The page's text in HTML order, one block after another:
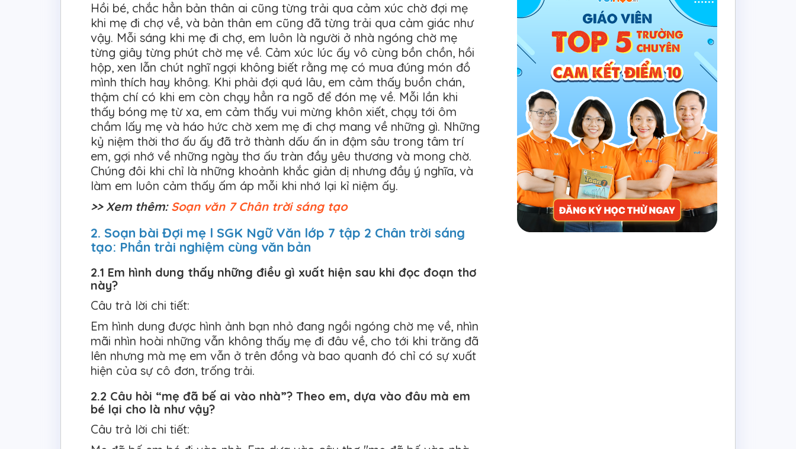
Hồi bé, chắc hẳn bản thân ai cũng từng trải qua cảm xúc chờ đợi mẹ
khi mẹ đi chợ về, và bản thân em cũng đã từng trải qua cảm giác như
vậy. Mỗi sáng khi mẹ đi chợ, em luôn là người ở nhà ngóng chờ mẹ
từng giây từng phút chờ mẹ về. Cảm xúc lúc ấy vô cùng bồn chồn, hồi
hộp, xen lẫn chút nghĩ ngợi không biết rằng mẹ có mua đúng món đồ
mình thích hay không. Khi phải đợi quá lâu, em cảm thấy buồn chán,
thậm chí có khi em còn chạy hẳn ra ngõ để đón mẹ về. Mỗi lần khi
thấy bóng mẹ từ xa, em cảm thấy vui mừng khôn xiết, chạy tới ôm
chầm lấy mẹ và háo hức chờ xem mẹ đi chợ mang về những gì. Những
kỷ niệm thời thơ ấu ấy đã trở thành dấu ấn in đậm sâu trong tâm trí
em, gợi nhớ về những ngày thơ ấu tràn đầy yêu thương và mong chờ.
Chúng đôi khi chỉ là những khoảnh khắc giản dị nhưng đầy ý nghĩa, và
làm em luôn cảm thấy ấm áp mỗi khi nhớ lại kỉ niệm ấy.
>> Xem thêm: Soạn văn 7 Chân trời sáng tạo
2. Soạn bài Đợi mẹ l SGK Ngữ Văn lớp 7 tập 2 Chân trời sáng
tạo: Phần trải nghiệm cùng văn bản
2.1 Em hình dung thấy những điều gì xuất hiện sau khi đọc đoạn thơ
này?
Câu trả lời chi tiết:
Em hình dung được hình ảnh bạn nhỏ đang ngồi ngóng chờ mẹ về, nhìn
mãi nhìn hoài những vẫn không thấy mẹ đi đâu về, cho tới khi trăng đã
lên nhưng mà mẹ em vẫn ở trên đồng và bao quanh đó chỉ có sự xuất
hiện của sự cô đơn, trống trải.
2.2 Câu hỏi “mẹ đã bế ai vào nhà”? Theo em, dựa vào đâu mà em
bé lại cho là như vậy?
Câu trả lời chi tiết: